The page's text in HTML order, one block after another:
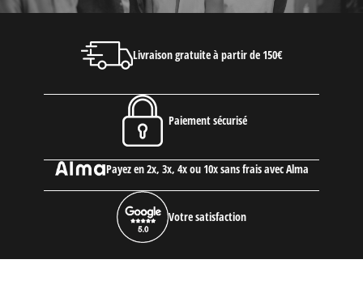
Livraison gratuite à partir de 150€
Paiement sécurisé
Payez en 2x, 3x, 4x ou 10x sans frais avec Alma
Votre satisfaction